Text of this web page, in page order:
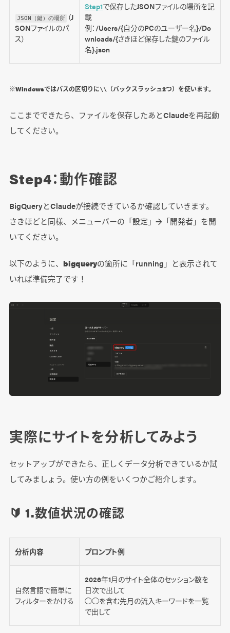
JSON（鍵）の場所 （J
SONファイルのパ
ス）
Step1で保存したJSONファイルの場所を記
載
例：/Users/{自分のPCのユーザー名}/Do
wnloads/{さきほど保存した鍵のファイル
名}.json
※Windowsではパスの区切りに\\ （バックスラッシュ2つ）を使います。
ここまでできたら、ファイルを保存したあとClaudeを再起動
してください。
Step4：動作確認
BigQueryとClaudeが接続できているか確認していきます。
さきほどと同様、メニューバーの「設定」→「開発者」を開
いてください。
以下のように、 bigqueryの箇所に「running」と表示されて
いれば準備完了です！
実際にサイトを分析してみよう
セットアップができたら、正しくデータ分析できているか試
してみましょう。使い方の例をいくつかご紹介します。
🔰 1.数値状況の確認
分析内容 プロンプト例
自然言語で簡単に
フィルターをかける
2026年1月のサイト全体のセッション数を
日次で出して
◯◯を含む先月の流入キーワードを一覧
で出して